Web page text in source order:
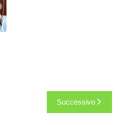
Successivo